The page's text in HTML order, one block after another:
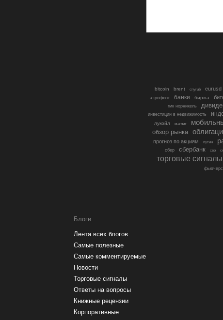
bitcoin brent cnyrub eurusd
аэрофлот банки биржа
гмк норникель
инвестиции в недвижимость
лукойл магнит
обзор рынка
прогноз по акциям
путин
сбер сбербанк сво
торговые сигналы
фьючерс
Блоги
Лента всех блогов
Самые полезные
Самые комментируемые
Новости
Торговые сигналы
Ответы на вопросы
Книжные рецензии
Корпоративные